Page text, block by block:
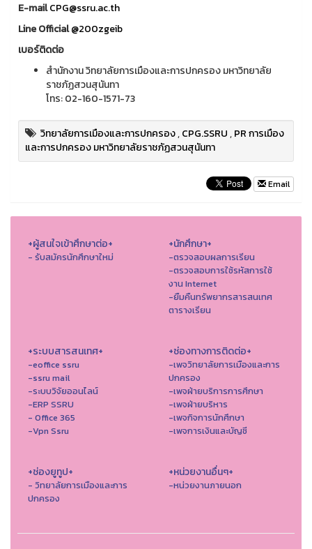
E-mailCPG@ssru.ac.th
Line Official@200zgeib
เบอร์ติดต่อ
สำนักงาน วิทยาลัยการเมืองและการปกครอง มหาวิทยาลัย
ราชภัฏสวนสุนันทา
โทร: 02-160-1571-73
วิทยาลัยการเมืองและการปกครอง,CPG.SSRU,PR การเมือง
และการปกครอง มหาวิทยาลัยราชภัฏสวนสุนันทา
Email
+ผู้สนใจเข้าศึกษาต่อ+
- รับสมัครนักศึกษาใหม่
+นักศึกษา+
-ตรวจสอบผลการเรียน
-ตรวจสอบการใช้รหัสการใช้
งาน Internet
-ยืมคืนทรัพยากรสารสนเทศ
ตารางเรียน
+ระบบสารสนเทศ+
-eoffice ssru
-ssru mail
-ระบบวิจัยออนไลน์
-ERP SSRU
- Office 365
-Vpn Ssru
+ช่องทางการติดต่อ+
-เพจวิทยาลัยการเมืองและการ
ปกครอง
-เพจฝ่ายบริการการศึกษา
-เพจฝ่ายบริหาร
-เพจกิจการนักศึกษา
-เพจการเงินและบัญชี
+ช่องยูทูป+
- วิทยาลัยการเมืองและการ
ปกครอง
+หน่วยงานอื่นๆ+
-หน่วยงานภายนอก